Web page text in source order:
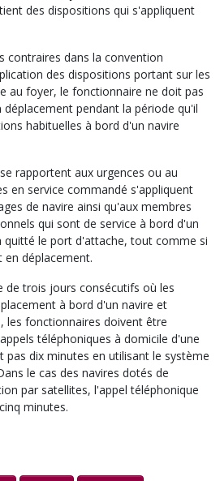
des dispositions qui s'appliquent
contraires dans la convention
des dispositions portant sur les
au foyer, le fonctionnaire ne doit pas
pendant la période qu'il
habituelles à bord d'un navire
rapportent aux urgences ou au
en service commandé s'appliquent
de navire ainsi qu'aux membres
qui sont de service à bord d'un
quitté le port d'attache, tout comme si
déplacement.
de trois jours consécutifs où les
à bord d'un navire et
les fonctionnaires doivent être
téléphoniques à domicile d'une
pas dix minutes en utilisant le système
le cas des navires dotés de
par satellites, l'appel téléphonique
minutes.